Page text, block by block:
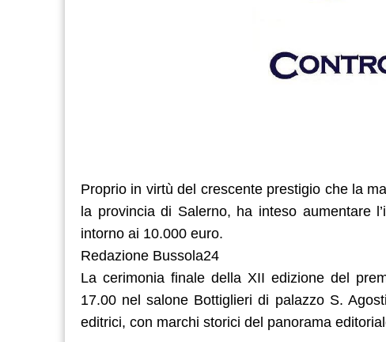
Proprio in virtù del crescente prestigio che la
la provincia di Salerno, ha inteso aumentare
intorno ai 10.000 euro.
Redazione Bussola24
La cerimonia finale della XII edizione del
17.00 nel salone Bottiglieri di palazzo S.
editrici, con marchi storici del panorama